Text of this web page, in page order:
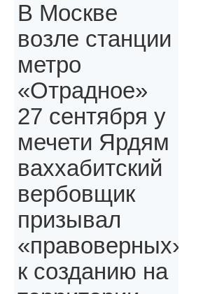
В Москве
возле станции
метро
«Отрадное»
27 сентября у
мечети Ярдям
ваххабитский
вербовщик
призывал
«правоверных»,
к созданию на